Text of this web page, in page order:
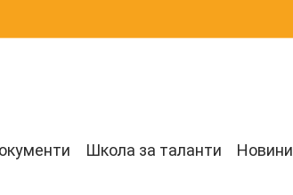
Школа за таланти Новини